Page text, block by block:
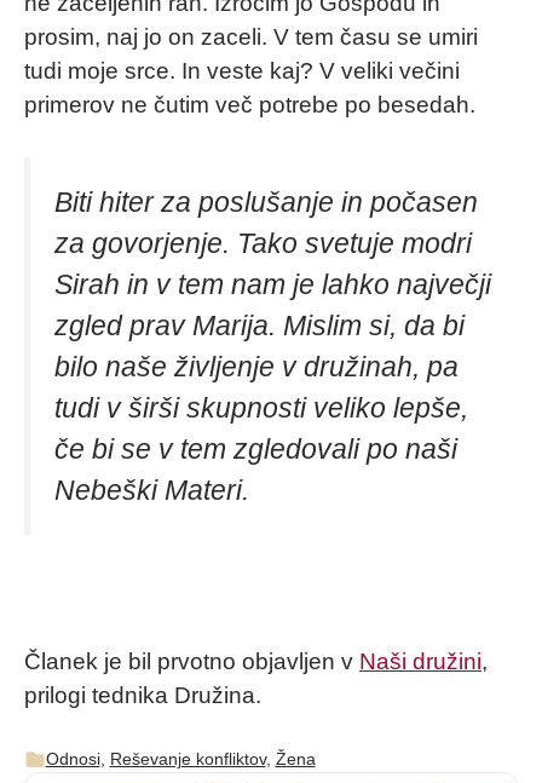
prosim, naj jo on zaceli. V tem času se umiri
tudi moje srce. In veste kaj? V veliki večini
primerov ne čutim več potrebe po besedah.
Biti hiter za poslušanje in počasen
za govorjenje. Tako svetuje modri
Sirah in v tem nam je lahko največji
zgled prav Marija. Mislim si, da bi
bilo naše življenje v družinah, pa
tudi v širši skupnosti veliko lepše,
če bi se v tem zgledovali po naši
Nebeški Materi.
Članek je bil prvotno objavljen v Naši družini,
prilogi tednika Družina.
Odnosi, Reševanje konfliktov, Žena